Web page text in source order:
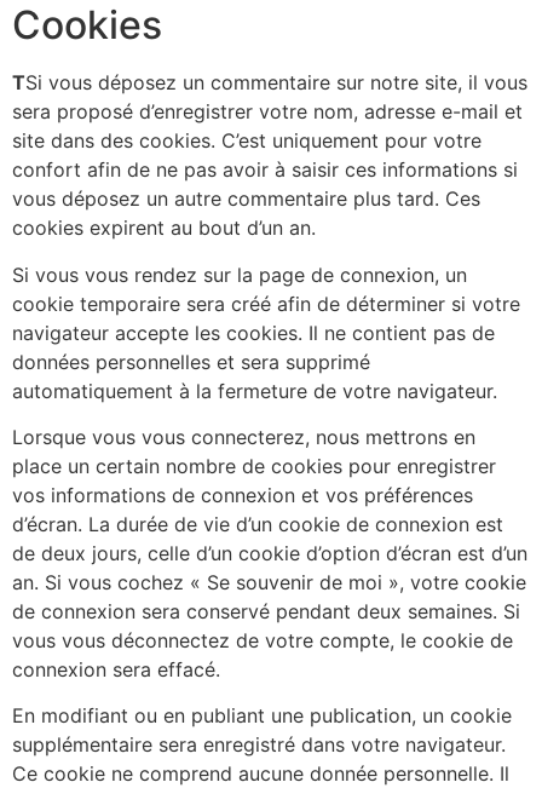
Cookies
TSi vous déposez un commentaire sur notre site, il vous
sera proposé d’enregistrer votre nom, adresse e-mail et
site dans des cookies. C’est uniquement pour votre
confort afin de ne pas avoir à saisir ces informations si
vous déposez un autre commentaire plus tard. Ces
cookies expirent au bout d’un an.
Si vous vous rendez sur la page de connexion, un
cookie temporaire sera créé afin de déterminer si votre
navigateur accepte les cookies. Il ne contient pas de
données personnelles et sera supprimé
automatiquement à la fermeture de votre navigateur.
Lorsque vous vous connecterez, nous mettrons en
place un certain nombre de cookies pour enregistrer
vos informations de connexion et vos préférences
d’écran. La durée de vie d’un cookie de connexion est
de deux jours, celle d’un cookie d’option d’écran est d’un
an. Si vous cochez « Se souvenir de moi », votre cookie
de connexion sera conservé pendant deux semaines. Si
vous vous déconnectez de votre compte, le cookie de
connexion sera effacé.
En modifiant ou en publiant une publication, un cookie
supplémentaire sera enregistré dans votre navigateur.
Ce cookie ne comprend aucune donnée personnelle. Il